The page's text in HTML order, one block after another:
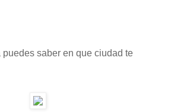
saber en que ciudad te